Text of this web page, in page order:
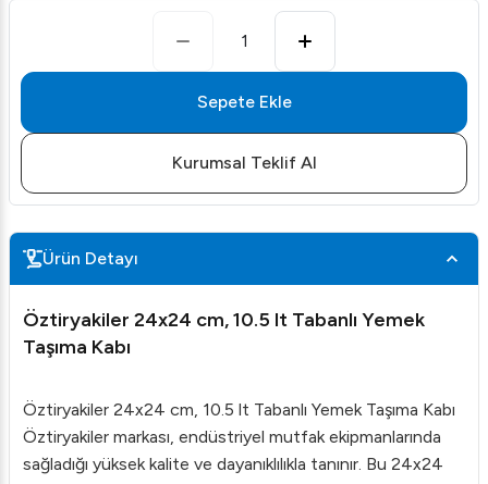
1
Sepete Ekle
Kurumsal Teklif Al
Ürün Detayı
Öztiryakiler 24x24 cm, 10.5 lt Tabanlı Yemek
Taşıma Kabı
Öztiryakiler 24x24 cm, 10.5 lt Tabanlı Yemek Taşıma Kabı
Öztiryakiler markası, endüstriyel mutfak ekipmanlarında
sağladığı yüksek kalite ve dayanıklılıkla tanınır. Bu 24x24